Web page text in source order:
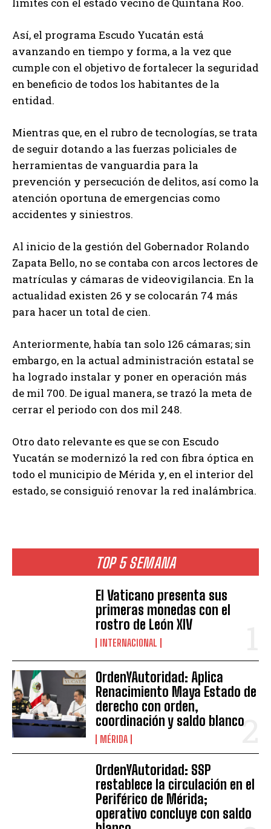
TOP 5 SEMANA
El Vaticano presenta sus
primeras monedas con el
rostro de León XIV
INTERNACIONAL
OrdenYAutoridad: Aplica
Renacimiento Maya Estado de
derecho con orden,
coordinación y saldo blanco
MÉRIDA
OrdenYAutoridad: SSP
restablece la circulación en el
Periférico de Mérida;
operativo concluye con saldo
límites con el estado vecino de Quintana Roo.
Así, el programa Escudo Yucatán está
avanzando en tiempo y forma, a la vez que
cumple con el objetivo de fortalecer la seguridad
en beneficio de todos los habitantes de la
entidad.
Mientras que, en el rubro de tecnologías, se trata
de seguir dotando a las fuerzas policiales de
herramientas de vanguardia para la
prevención y persecución de delitos, así como la
atención oportuna de emergencias como
accidentes y siniestros.
Al inicio de la gestión del Gobernador Rolando
Zapata Bello, no se contaba con arcos lectores de
matrículas y cámaras de videovigilancia. En la
actualidad existen 26 y se colocarán 74 más
para hacer un total de cien.
Anteriormente, había tan solo 126 cámaras; sin
embargo, en la actual administración estatal se
ha logrado instalar y poner en operación más
de mil 700. De igual manera, se trazó la meta de
cerrar el periodo con dos mil 248.
Otro dato relevante es que se con Escudo
Yucatán se modernizó la red con fibra óptica en
todo el municipio de Mérida y, en el interior del
estado, se consiguió renovar la red inalámbrica.